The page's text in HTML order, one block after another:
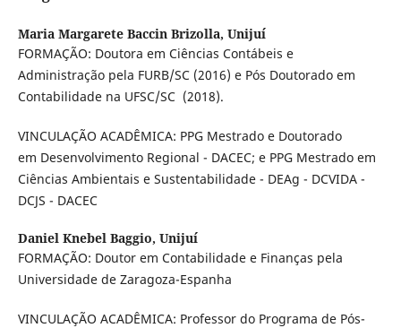
Maria Margarete Baccin Brizolla, Unijuí
FORMAÇÃO: Doutora em Ciências Contábeis e
Administração pela FURB/SC (2016) e Pós Doutorado em
Contabilidade na UFSC/SC (2018).
VINCULAÇÃO ACADÊMICA: PPG Mestrado e Doutorado
em Desenvolvimento Regional - DACEC; e PPG Mestrado em
Ciências Ambientais e Sustentabilidade - DEAg - DCVIDA -
DCJS - DACEC
Daniel Knebel Baggio, Unijuí
FORMAÇÃO: Doutor em Contabilidade e Finanças pela
Universidade de Zaragoza-Espanha
VINCULAÇÃO ACADÊMICA: Professor do Programa de Pós-